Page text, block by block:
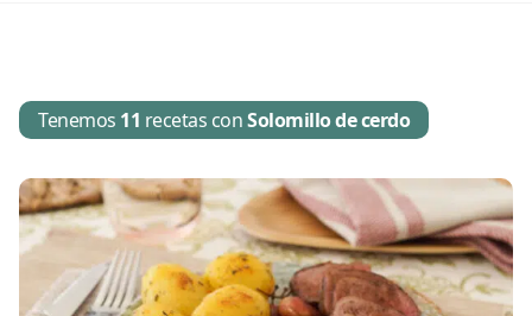
Tenemos 11 recetas conSolomillo de cerdo